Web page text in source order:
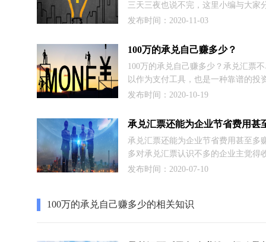
三天三夜也说不完，这里小编与大家
财务总监的票据赚钱的例子，看完大
始，马总觉得这里面有机会，就开始
通过票据业务给公司创造收益，当然
给自己多发绩效。马总通过朋友介绍
据中介老周。
发布时间：2020-11-03
100万的承兑自己赚多少？
100万的承兑自己赚多少？承兑汇票
以作为支付工具，也是一种靠谱的投
品哦。很多企业都使用到承兑汇票，
不是不愿意兑付就是手续费高，时间
找“买家”，而我们就可以买回来这些
票，并且到期了兑现。
发布时间：2020-10-19
承兑汇票还能为企业节省费用甚至多
多对承兑汇票认识不多的企业主觉得
汇票以后的处理方式，只有一个，那
关注的企业主和财务人员，能够认真
发布时间：2020-07-10
100万的承兑自己赚多少的相关知识